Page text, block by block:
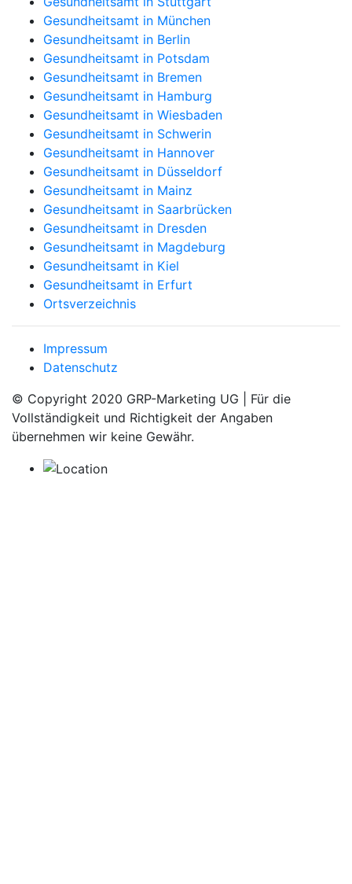
Gesundheitsamt in München
Gesundheitsamt in Berlin
Gesundheitsamt in Potsdam
Gesundheitsamt in Bremen
Gesundheitsamt in Hamburg
Gesundheitsamt in Wiesbaden
Gesundheitsamt in Schwerin
Gesundheitsamt in Hannover
Gesundheitsamt in Düsseldorf
Gesundheitsamt in Mainz
Gesundheitsamt in Saarbrücken
Gesundheitsamt in Dresden
Gesundheitsamt in Magdeburg
Gesundheitsamt in Kiel
Gesundheitsamt in Erfurt
Ortsverzeichnis
Impressum
Datenschutz
© Copyright 2020 GRP-Marketing UG | Für die
Vollständigkeit und Richtigkeit der Angaben
übernehmen wir keine Gewähr.